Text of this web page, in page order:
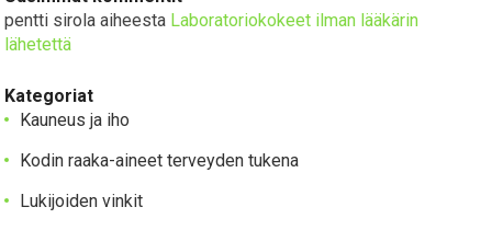
pentti sirola aiheesta Laboratoriokokeet ilman lääkärin
lähetettä
Kategoriat
Kauneus ja iho
Kodin raaka-aineet terveyden tukena
Lukijoiden vinkit